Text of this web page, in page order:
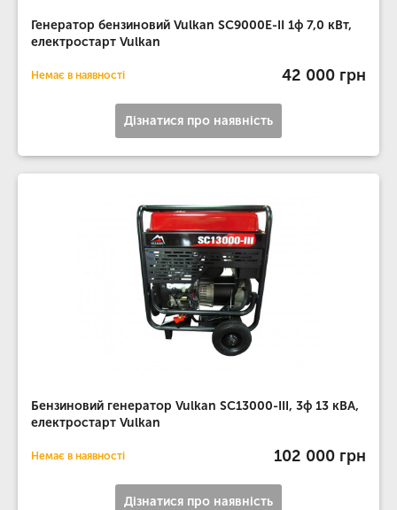
Генератор бензиновий Vulkan SC9000E-II 1ф 7,0 кВт,
електростарт Vulkan
Немає в наявності 42 000 грн
Дізнатися про наявність
Бензиновий генератор Vulkan SC13000-III, 3ф 13 кВА,
електростарт Vulkan
Немає в наявності 102 000 грн
Дізнатися про наявність